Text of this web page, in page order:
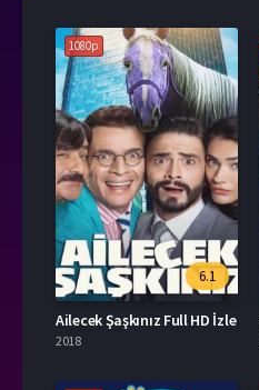
1080p
6.1
Ailecek Şaşkınız Full HD İzle
2018